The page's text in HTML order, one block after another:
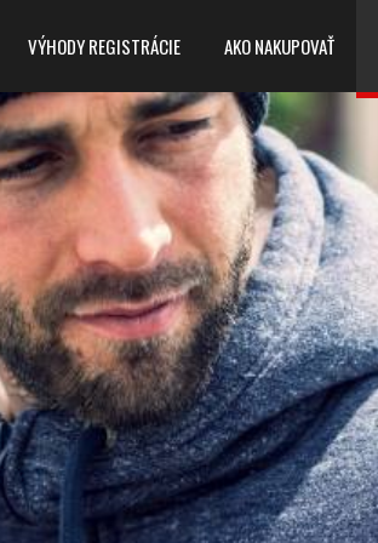
VÝHODY REGISTRÁCIE AKO NAKUPOVAŤ